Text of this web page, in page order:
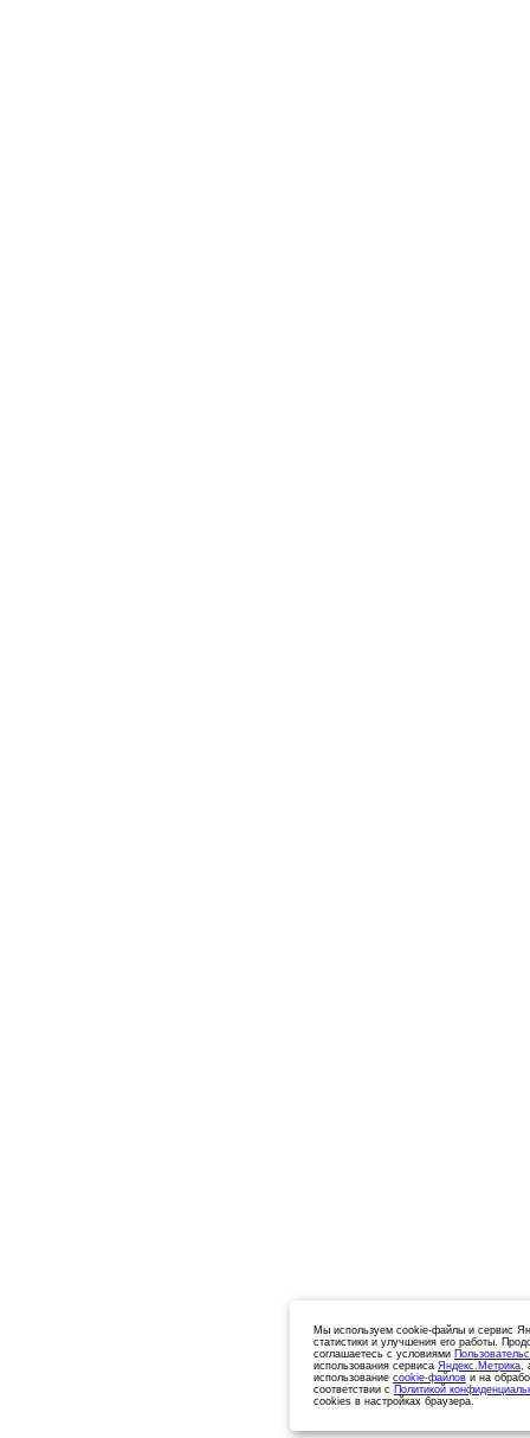
Мы используем cookie-файлы и сервис
статистики и улучшения его работы.
соглашаетесь с условиями
использования сервиса Яндекс.Метрика,
использование cookie-файлов и на
соответствии с Политикой
cookies в настройках браузера.